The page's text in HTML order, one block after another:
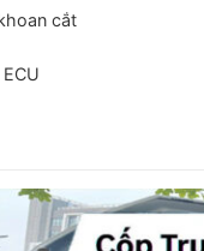
cắt